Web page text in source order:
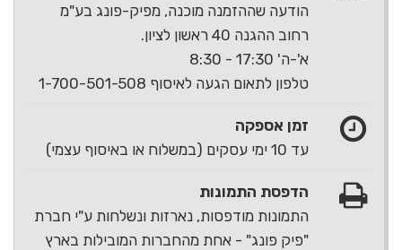
הודעה שההזמנה מוכנה, מפיק-פונג בע"מ
רחוב ההגנה 40 ראשון לציון.
א'-ה' 17:30 - 8:30
טלפון לתאום הגעה לאיסוף 1-700-501-508
זמן אספקה
עד 10 ימי עסקים (במשלוח או באיסוף עצמי)
הדפסת התמונות
התמונות מודפסות, נארזות ונשלחות ע"י חברת
"פיק פונג" - אחת מהחברות המובילות בארץ